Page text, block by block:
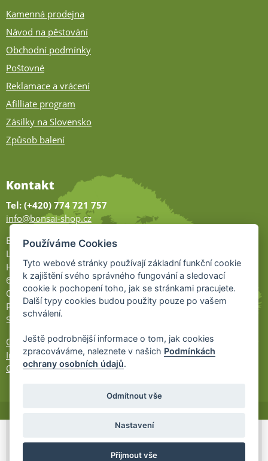
Kamenná prodejna
Návod na pěstování
Obchodní podmínky
Poštovné
Reklamace a vrácení
Afilliate program
Zásilky na Slovensko
Způsob balení
Kontakt
Tel: (+420) 774 721 757
info@bonsai-shop.cz
Bonsai-shop
Legionářů 2
Hodonín
695 01
Otevřeno:
Po-Pá 9-17
So 9-11:30
Ochrana osobních údajů
Informace UKZÚZ
Cookies
© 2026 Bonsai-Shop.cz -Partnerský
program
Používáme Cookies
Tyto webové stránky používají základní funkční cookie
k zajištění svého správného fungování a sledovací
cookie k pochopení toho, jak se stránkami pracujete.
Další typy cookies budou použity pouze po vašem
schválení.
Ještě podrobnější informace o tom, jak cookies
zpracováváme, naleznete v našich Podmínkách
ochrany osobních údajů.
Odmítnout vše
Nastavení
Přijmout vše